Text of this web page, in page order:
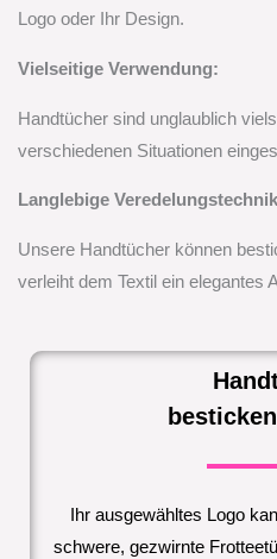
Logo oder Ihr Design.
Vielseitige Verwendung:
Handtücher sind unglaublich
verschiedenen Situationen
Langlebige
Unsere Handtücher können
verleiht dem Textil ein elegantes
Ihr ausgewähltes Logo
schwere, gezwirnte